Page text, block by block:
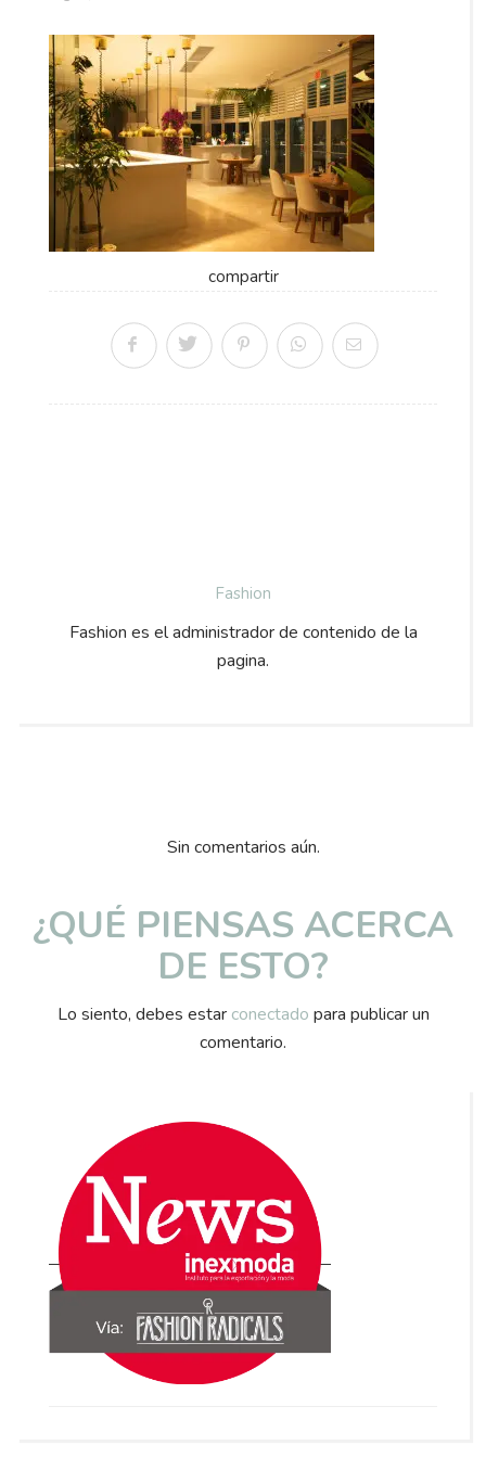
compartir
Fashion
Fashion es el administrador de contenido de la
pagina.
Sin comentarios aún.
¿QUÉ PIENSAS ACERCA
DE ESTO?
Lo siento, debes estar conectado para publicar un
comentario.